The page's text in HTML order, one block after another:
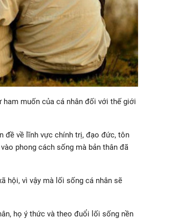
muốn của cá nhân đối với thế giới
đề về lĩnh vực chính trị, đạo đức, tôn
phong cách sống mà bản thân đã
hội, vì vậy mà lối sống cá nhân sẽ
họ ý thức và theo đuổi lối sống nền